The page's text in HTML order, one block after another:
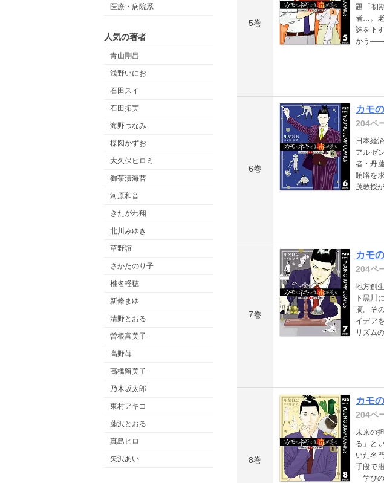
医療・病院系
人気の著者
青山剛昌
浅野いにお
石田スイ
石田拓実
海野つなみ
楳図かずお
大久保ヒロミ
御茶漬海苔
河原和音
きたがわ翔
北川みゆき
草野誼
さかたのり子
椎名軽穂
新條まゆ
清野とおる
曽根富美子
高野苺
高橋留美子
乃木坂太郎
東村アキコ
藤沢とおる
真島ヒロ
矢沢あい
5巻
題「初
者…。老
誅を下
かう
6巻
カモ
204ペ
日本経
アルゼ
者・丹
賄賂を
茂教授
7巻
カモ
204ペ
地方創
ト黒川
摘。そ
イデア
リズム
8巻
カモ
204ペ
未来の
る」と
いた名
手段で
「学び